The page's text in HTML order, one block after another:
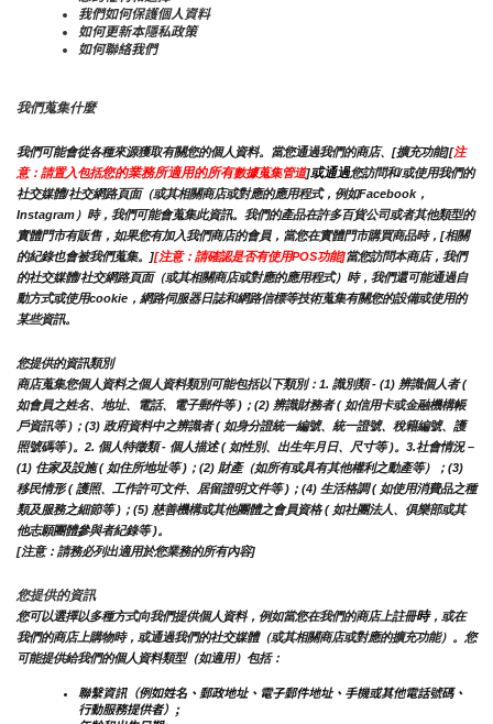
我們如何保護個人資料
如何更新本隱私政策
如何聯絡我們
我們蒐集什麼
我們可能會從各種來源獲取有關您的個人資料。當您通過我們的商店、[擴充功能][注
意：請置入包括您的業務所適用的所有數據蒐集管道]或通過您訪問和/或使用我們的
社交媒體/社交網路頁面（或其相關商店或對應的應用程式，例如Facebook，
Instagram）時，我們可能會蒐集此資訊。我們的產品在許多百貨公司或者其他類型的
實體門市有販售，如果您有加入我們商店的會員，當您在實體門市購買商品時，[相關
的紀錄也會被我們蒐集。][注意：請確認是否有使用POS功能]當您訪問本商店，我們
的社交媒體/社交網路頁面（或其相關商店或對應的應用程式）時，我們還可能通過自
動方式或使用cookie，網路伺服器日誌和網路信標等技術蒐集有關您的設備或使用的
某些資訊。
您提供的資訊類別
商店蒐集您個人資料之個人資料類別可能包括以下類別：1. 識別類 - (1) 辨識個人者 (
如會員之姓名、地址、電話、電子郵件等 )；(2) 辨識財務者 ( 如信用卡或金融機構帳
戶資訊等 )；(3) 政府資料中之辨識者 ( 如身分證統一編號、統一證號、稅籍編號、護
照號碼等 )。2. 個人特徵類 - 個人描述 ( 如性別、出生年月日、尺寸等 )。3.社會情況 –
(1) 住家及設施 ( 如住所地址等 )；(2) 財產（如所有或具有其他權利之動產等）；(3)
移民情形 ( 護照、工作許可文件、居留證明文件等 )；(4) 生活格調 ( 如使用消費品之種
類及服務之細節等 )；(5) 慈善機構或其他團體之會員資格 ( 如社團法人、俱樂部或其
他志願團體參與者紀錄等 )。
[注意：請務必列出適用於您業務的所有內容]
您提供的資訊
您可以選擇以多種方式向我們提供個人資料，例如當您在我們的商店上註冊時，或在
我們的商店上購物時，或通過我們的社交媒體（或其相關商店或對應的擴充功能）。您
可能提供給我們的個人資料類型（如適用）包括：
聯繫資訊（例如姓名、郵政地址、電子郵件地址、手機或其他電話號碼、
行動服務提供者）;